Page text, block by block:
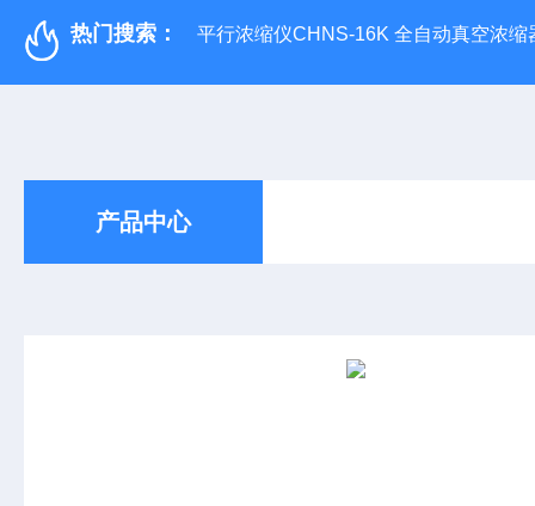
热门搜索： 平行浓缩仪CHNS-16K 全自动真空浓缩
产品中心